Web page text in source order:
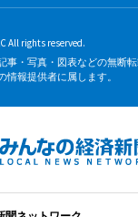
All rights reserved.
事・写真・図表などの無断
情報提供者に属します。